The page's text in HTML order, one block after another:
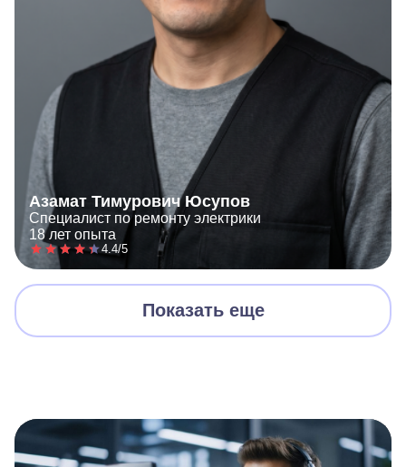
Азамат Тимурович Юсупов
Специалист по ремонту электрики
18 лет опыта
4.4/5
Показать еще